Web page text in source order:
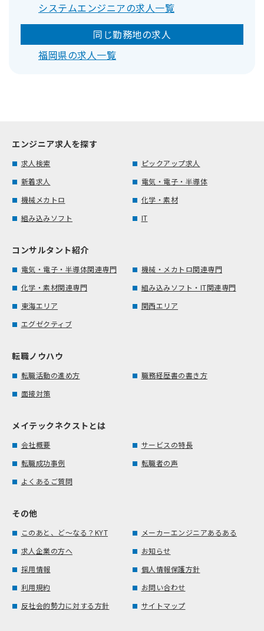
システムエンジニアの求人一覧
同じ勤務地の求人
福岡県の求人一覧
エンジニア求人を探す
求人検索
ピックアップ求人
新着求人
電気・電子・半導体
機械メカトロ
化学・素材
組み込みソフト
IT
コンサルタント紹介
電気・電子・半導体関連専門
機械・メカトロ関連専門
化学・素材関連専門
組み込みソフト・IT関連専門
東海エリア
関西エリア
エグゼクティブ
転職ノウハウ
転職活動の進め方
職務経歴書の書き方
面接対策
メイテックネクストとは
会社概要
サービスの特長
転職成功事例
転職者の声
よくあるご質問
その他
このあと、ど～なる？KYT
メーカーエンジニアあるある
求人企業の方へ
お知らせ
採用情報
個人情報保護方針
利用規約
お問い合わせ
反社会的勢力に対する方針
サイトマップ